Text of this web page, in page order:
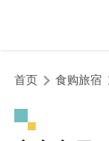
首页 食购旅宿